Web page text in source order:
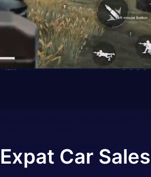
Expat Car Sales